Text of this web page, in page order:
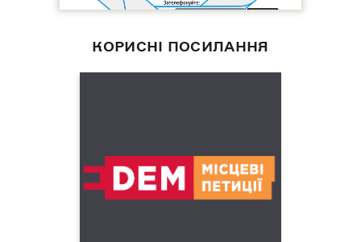
КОРИСНІ ПОСИЛАННЯ